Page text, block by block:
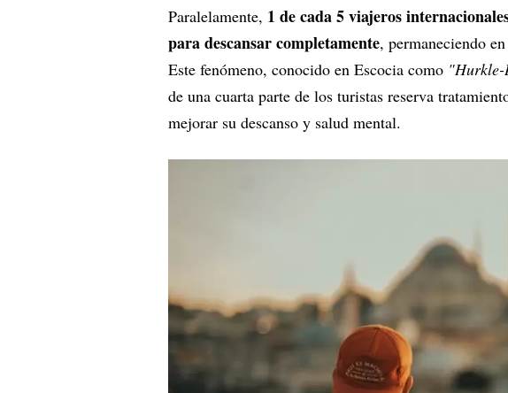
Paralelamente, 1 de cada 5 viajeros
para descansar completamente, permaneciendo
Este fenómeno, conocido en Escocia como
de una cuarta parte de los turistas reserva
mejorar su descanso y salud mental.